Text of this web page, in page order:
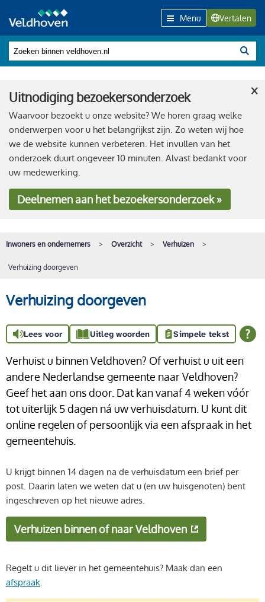
Menu Vertalen
Uitnodiging bezoekersonderzoek
Waarvoor bezoekt u onze website? We horen graag welke
onderwerpen voor u het belangrijkst zijn. Zo weten wij hoe
we de website kunnen verbeteren. Het invullen van het
onderzoek duurt ongeveer 10 minuten. Alvast bedankt voor
uw medewerking.
Deelnemenaan het bezoekersonderzoek »
×
Inwoners en ondernemers Overzicht Verhuizen
Verhuizing doorgeven
Verhuizing doorgeven
Lees voor Uitleg woorden Simpele tekst
Verhuist u binnen Veldhoven? Of verhuist u uit een
andere Nederlandse gemeente naar Veldhoven?
Geef het aan ons door. Dat kan vanaf 4 weken vóór
tot uiterlijk 5 dagen ná uw verhuisdatum. U kunt dit
online regelen of persoonlijk via een afspraak in het
gemeentehuis.
U krijgt binnen 14 dagen na de verhuisdatum een brief per
post. Daarin laten we weten dat u (en uw huisgenoten) bent
ingeschreven op het nieuwe adres.
Verhuizen binnen of naar Veldhoven
Regelt u dit liever in het gemeentehuis? Maak dan een
afspraak.